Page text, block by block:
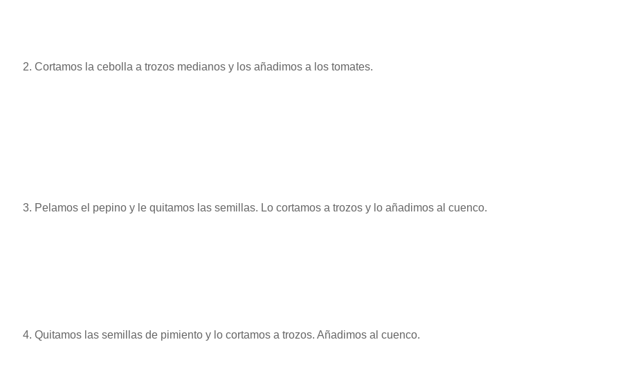
Cortamos la cebolla a trozos medianos y los añadimos a los tomates.
Pelamos el pepino y le quitamos las semillas. Lo cortamos a trozos y lo añadimos al cuenco.
Quitamos las semillas de pimiento y lo cortamos a trozos. Añadimos al cuenco.